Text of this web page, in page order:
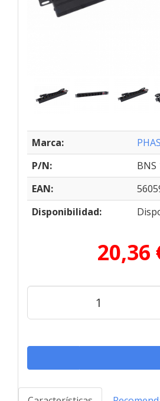
Marca:
P/N:
BNS
EAN:
Disponibilidad:
20,36